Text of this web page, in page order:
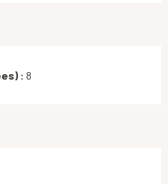
: 8